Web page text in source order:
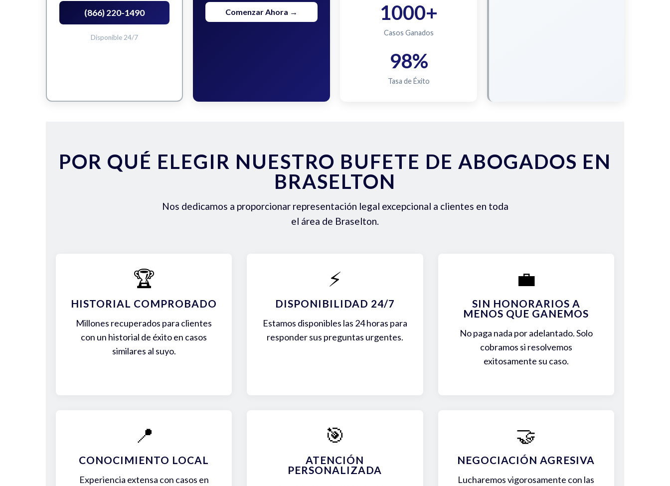
(866) 220-1490
Disponible 24/7
Comenzar Ahora → 1000+
Casos Ganados
98%
Tasa de Éxito
POR QUÉ ELEGIR NUESTRO BUFETE DE ABOGADOS EN
BRASELTON
Nos dedicamos a proporcionar representación legal excepcional a clientes en toda
el área de Braselton.
🏆
HISTORIAL COMPROBADO
Millones recuperados para clientes
con un historial de éxito en casos
similares al suyo.
⚡
DISPONIBILIDAD 24/7
Estamos disponibles las 24 horas para
responder sus preguntas urgentes.
💼
SIN HONORARIOS A
MENOS QUE GANEMOS
No paga nada por adelantado. Solo
cobramos si resolvemos
exitosamente su caso.
📍
CONOCIMIENTO LOCAL
Experiencia extensa con casos en
🎯
ATENCIÓN
PERSONALIZADA
🤝
NEGOCIACIÓN AGRESIVA
Lucharemos vigorosamente con las